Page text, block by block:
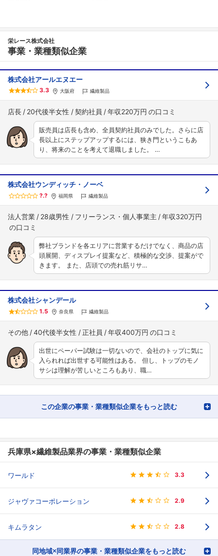
栄レース株式会社
事業・業種類似企業
株式会社アールエヌエー
3.3 大阪府 繊維製品
店長 20代後半女性 契約社員 年収220万円
販売員は店長も含め、全員契約社員のみでした。さらに店
長以上にステップアップするには、狭き門というこもあ
り、将来のことを考えて退職しました。 …
株式会社ウンディッチ・ノーベ
?.? 福岡県 繊維製品
法人営業 28歳男性 フリーランス・個人事業主 年収320万円
弊社ブランドを各エリアに営業するだけでなく、商品の店
頭展開、ディスプレイ提案など、積極的な交渉、提案がで
きます。 また、店頭での売れ筋リサ…
株式会社シャンデール
1.5 奈良県 繊維製品
その他 40代後半女性 正社員 年収400万円
出世にペーパー試験は一切ないので、会社のトップに気に
入られれば出世する可能性はある。 但し、トップのモノ
サシは理解が苦しいところもあり、職…
この企業の事業・業種類似企業をもっと読む
兵庫県×繊維製品業界の事業・業種類似企業
ワールド 3.3
ジャヴァコーポレーション 2.9
キムラタン 2.8
同地域×同業界の事業・業種類似企業をもっと読む